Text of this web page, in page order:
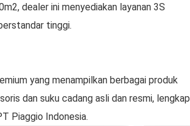
dealer ini menyediakan layanan 3S
tinggi.
yang menampilkan berbagai produk
dan suku cadang asli dan resmi, lengkap
Piaggio Indonesia.